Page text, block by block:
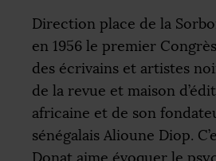
Direction place de la
en 1956 le premier
des écrivains et artistes
de la revue et maison
africaine et de son
sénégalais Alioune Diop.